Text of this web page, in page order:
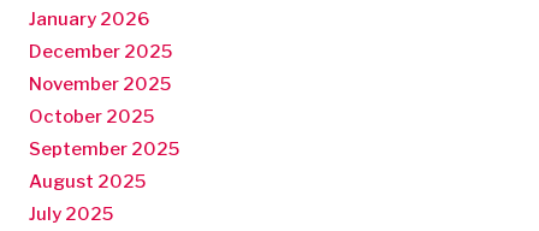
January 2026
December 2025
November 2025
October 2025
September 2025
August 2025
July 2025